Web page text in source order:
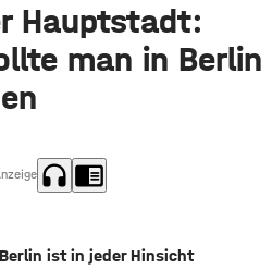
Hauptstadt:
man in Berlin
headphones chrome_reader_mode
ist in jeder Hinsicht